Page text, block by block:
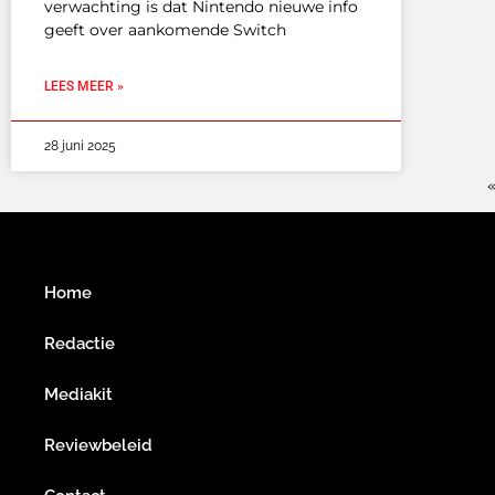
verwachting is dat Nintendo nieuwe info
geeft over aankomende Switch
LEES MEER »
28 juni 2025
Home
Redactie
Mediakit
Reviewbeleid